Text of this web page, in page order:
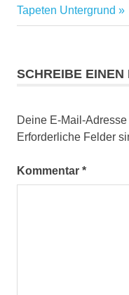
Beitrag:
Tapeten Untergrund
SCHREIBE EINEN
Deine E-Mail-
Erforderliche Felder
Kommentar *